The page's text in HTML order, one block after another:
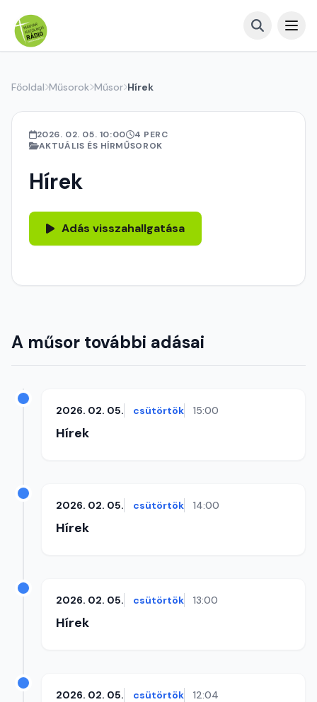
Főoldal Műsorok Műsor Hírek
2026. 02. 05. 10:00
4 PERC
AKTUÁLIS ÉS HÍRMŰSOROK
Hírek
Adás visszahallgatása
A műsor további adásai
2026. 02. 05. csütörtök 15:00
Hírek
2026. 02. 05. csütörtök 14:00
Hírek
2026. 02. 05. csütörtök 13:00
Hírek
2026. 02. 05. csütörtök 12:04